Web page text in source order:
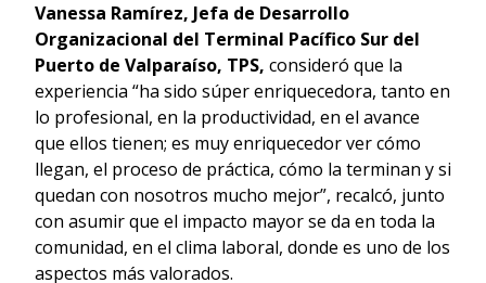
Vanessa Ramírez, Jefa de Desarrollo
Organizacional del Terminal Pacífico Sur del
Puerto de Valparaíso, TPS, consideró que la
experiencia “ha sido súper enriquecedora, tanto en
lo profesional, en la productividad, en el avance
que ellos tienen; es muy enriquecedor ver cómo
llegan, el proceso de práctica, cómo la terminan y si
quedan con nosotros mucho mejor”, recalcó, junto
con asumir que el impacto mayor se da en toda la
comunidad, en el clima laboral, donde es uno de los
aspectos más valorados.